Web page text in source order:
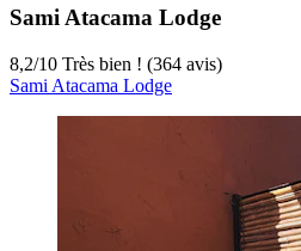
Sami Atacama Lodge
8,2/10 Très bien ! (364 avis)
Sami Atacama Lodge